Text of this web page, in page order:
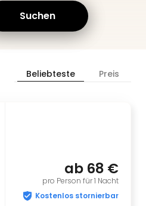
Suchen
Beliebteste Preis
ab 68 €
pro Person für 1 Nacht
Kostenlos stornierbar